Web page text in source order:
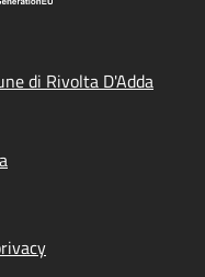
di Rivolta D'Adda